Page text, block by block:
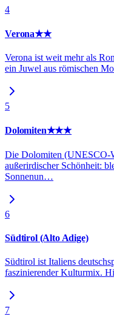
4
Verona★★
Verona ist weit mehr als
ein Juwel aus römischen
5
Dolomiten★★★
Die Dolomiten (UNESCO-
außerirdischer Schönheit:
Sonnenun…
6
Südtirol (Alto Adige)
Südtirol ist Italiens
faszinierender Kulturmix.
7